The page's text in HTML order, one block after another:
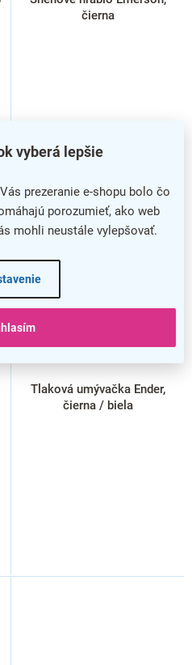
vyberá lepšie
prezeranie e-shopu bolo čo
porozumieť, ako web
mohli neustále vylepšovať.
čierna
Tlaková umývačka Ender,
čierna / biela